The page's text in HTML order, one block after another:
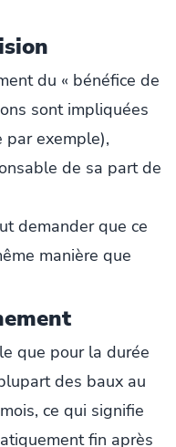
du « bénéfice de
sont impliquées
par exemple),
de sa part de
demander que ce
manière que
que pour la durée
des baux au
ce qui signifie
fin après